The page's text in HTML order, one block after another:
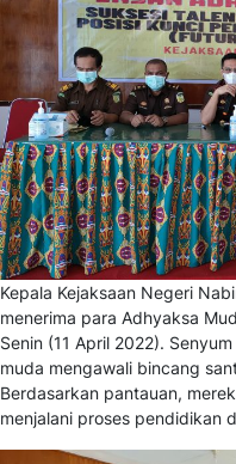
Kepala Kejaksaan Negeri
menerima para Adhyaksa
Senin (11 April 2022).
muda mengawali bincang
Berdasarkan pantauan,
menjalani proses pendidikan